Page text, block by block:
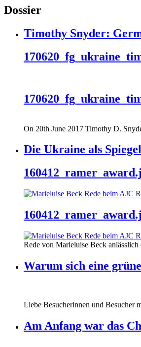
Dossier
Timothy Snyder:
On 20th June 2017 Timothy D.
Die Ukraine als
Rede von Marieluise Beck
Warum sich eine
Liebe Besucherinnen und Besucher
Am Anfang war das